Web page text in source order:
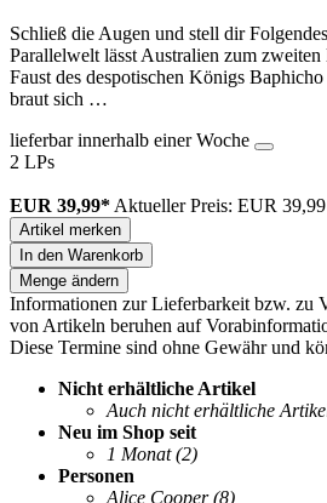
Schließ die Augen und stell dir
Parallelwelt lässt Australien zum zweiten
Faust des despotischen Königs
braut sich …
lieferbar innerhalb einer Woche
2 LPs
EUR 39,99* Aktueller Preis: EUR 39,99
Artikel merken
In den Warenkorb
Menge ändern
Informationen zur Lieferbarkeit bzw. zu
von Artikeln beruhen auf
Diese Termine sind ohne Gewähr und
Nicht erhältliche Artikel
Auch nicht erhältliche
Neu im Shop seit
1 Monat (2)
Personen
Alice Cooper (8)